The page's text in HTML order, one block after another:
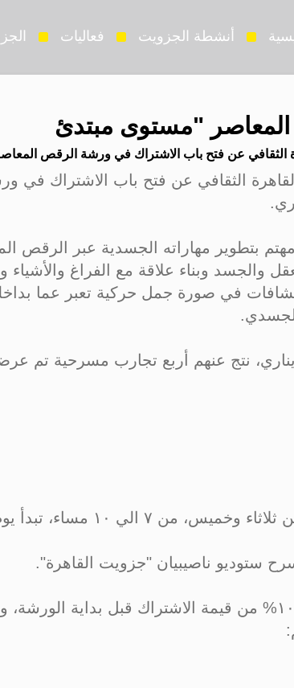
أنشطة الجزويت فعاليات
"مستوى مبتدئ
الثقافي عن فتح باب الاشتراك في ورشة الرقص
الثقافي عن فتح باب الاشتراك في
بتطوير مهاراته الجسدية عبر الرقص
والجسد وبناء علاقة مع الفراغ
في صورة جمل حركية تعبر عما
نتج عنهم أربع تجارب مسرحية تم
ستوديو ناصيبيان "جزويت القاهرة".